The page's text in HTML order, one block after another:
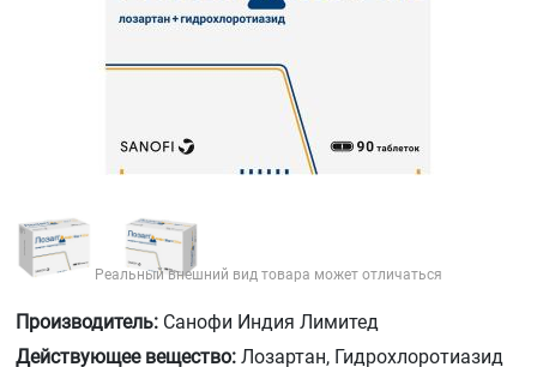
Реальный внешний вид товара может отличаться
Производитель: Санофи Индия Лимитед
Действующее вещество: Лозартан, Гидрохлоротиазид